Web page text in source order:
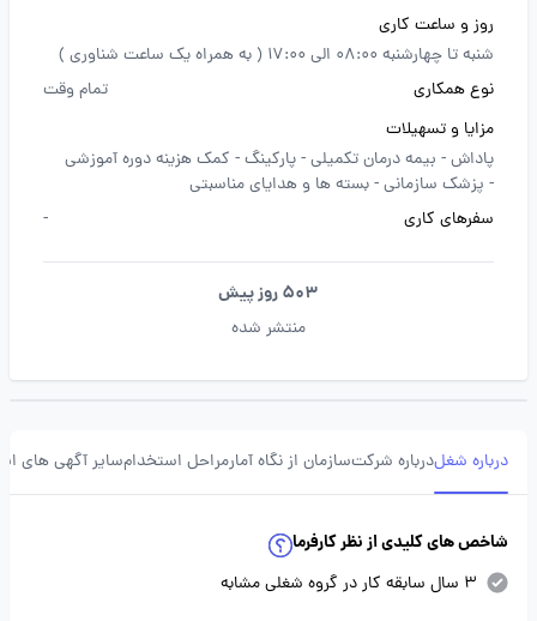
روز و ساعت کاری
شنبه تا چهارشنبه 08:00 الی 17:00 ( به همراه یک ساعت شناوری )
نوع همکاری
تمام وقت
مزایا و تسهیلات
پاداش - بیمه درمان تکمیلی -پارکینگ - کمک هزینه دوره آموزشی
- پزشک سازمانی -بسته ها و هدایای مناسبتی
سفرهای کاری
-
503 روز پیش
منتشر شده
درباره شغلدرباره شرکتسازمان از نگاه آمارمراحل استخدامسایر آگهی های
شاخص های کلیدی از نظر کارفرما
3 سال سابقه کار در گروه شغلی مشابه